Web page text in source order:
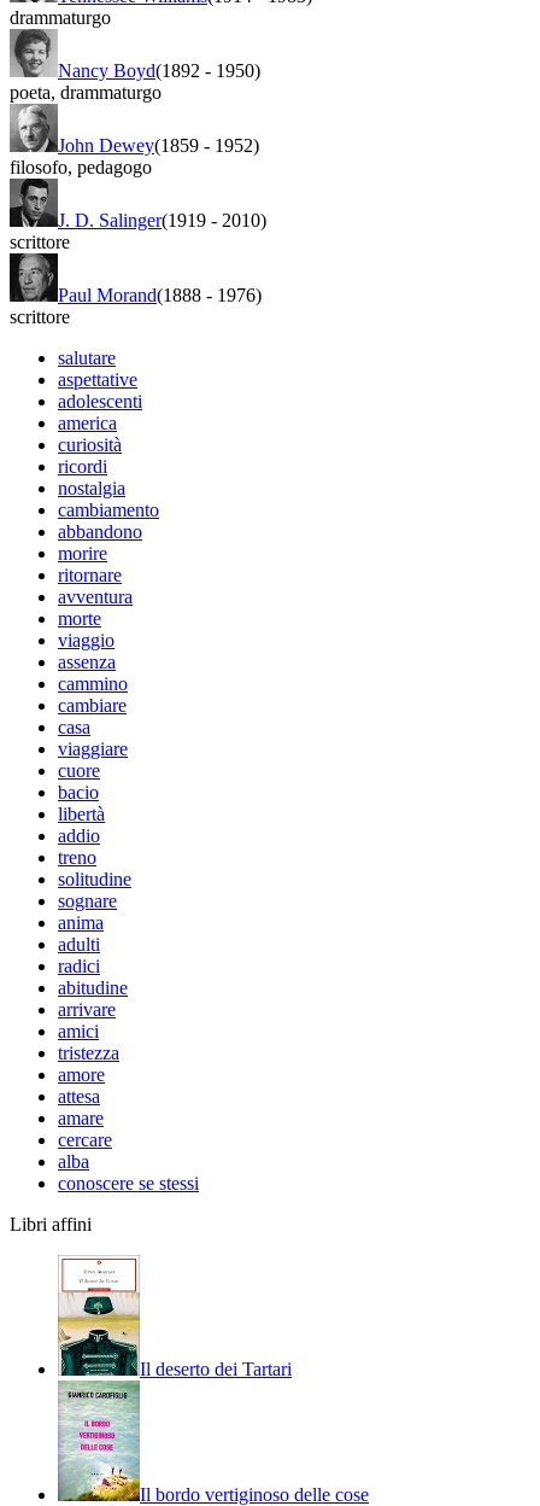
drammaturgo
Nancy Boyd(1892 - 1950)
poeta, drammaturgo
John Dewey(1859 - 1952)
filosofo, pedagogo
J. D. Salinger(1919 - 2010)
scrittore
Paul Morand(1888 - 1976)
scrittore
salutare
aspettative
adolescenti
america
curiosità
ricordi
nostalgia
cambiamento
abbandono
morire
ritornare
avventura
morte
viaggio
assenza
cammino
cambiare
casa
viaggiare
cuore
bacio
libertà
addio
treno
solitudine
sognare
anima
adulti
radici
abitudine
arrivare
amici
tristezza
amore
attesa
amare
cercare
alba
conoscere se stessi
Libri affini
Il deserto dei Tartari
Il bordo vertiginoso delle cose